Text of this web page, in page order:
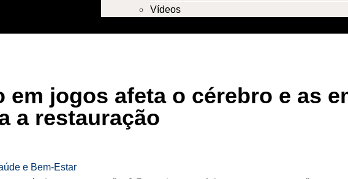
Vídeos
em jogos afeta o cérebro e as
a restauração
e Bem-Estar